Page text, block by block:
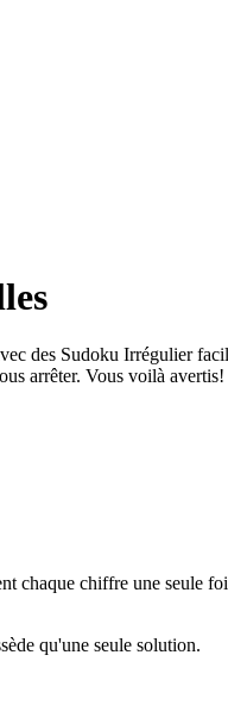
des Sudoku Irrégulier
arrêter. Vous voilà avertis!
chaque chiffre une seule
qu'une seule solution.